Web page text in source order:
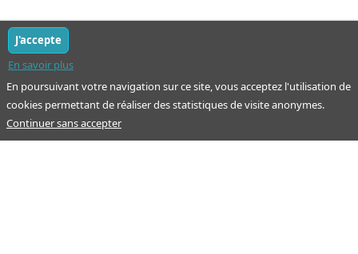
En poursuivant votre navigation sur ce site, vous acceptez l'utilisation de
cookies permettant de réaliser des statistiques de visite anonymes.
En savoir plus
J'accepte
Continuer sans accepter